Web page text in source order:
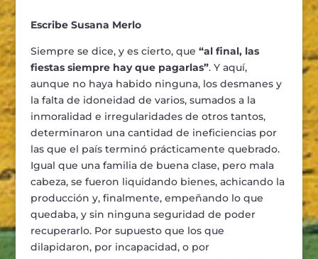
Escribe Susana Merlo
Siempre se dice, y es cierto, que “al final, las
fiestas siempre hay que pagarlas”. Y aquí,
aunque no haya habido ninguna, los desmanes y
la falta de idoneidad de varios, sumados a la
inmoralidad e irregularidades de otros tantos,
determinaron una cantidad de ineficiencias por
las que el país terminó prácticamente quebrado.
Igual que una familia de buena clase, pero mala
cabeza, se fueron liquidando bienes, achicando la
producción y, finalmente, empeñando lo que
quedaba, y sin ninguna seguridad de poder
recuperarlo. Por supuesto que los que
dilapidaron, por incapacidad, o por